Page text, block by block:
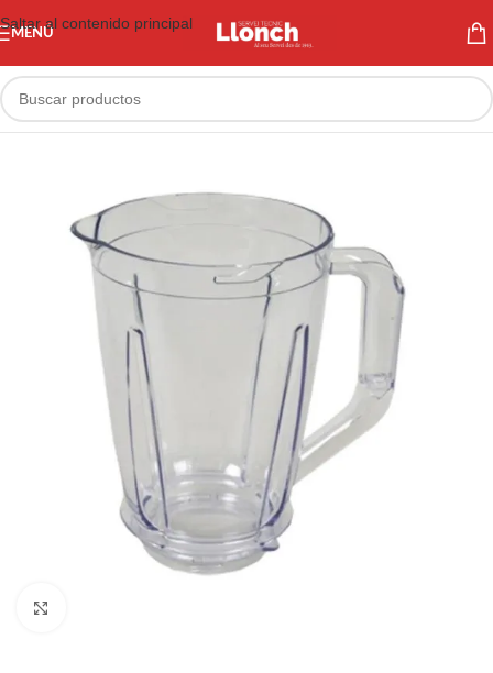
Saltar al contenido principal
MENÚ